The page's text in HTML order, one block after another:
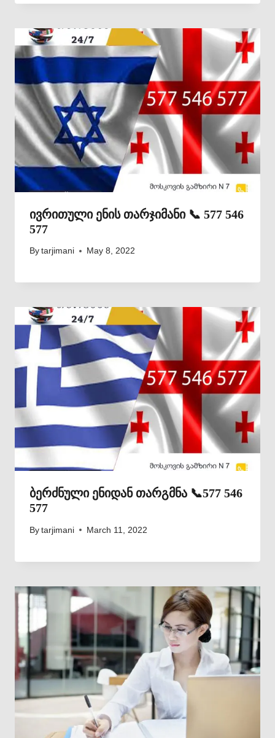
ივრითული ენის თარჯიმანი 📞 577 546
577
By tarjimani May 8, 2022
ბერძნული ენიდან თარგმნა 📞577 546
577
By tarjimani March 11, 2022